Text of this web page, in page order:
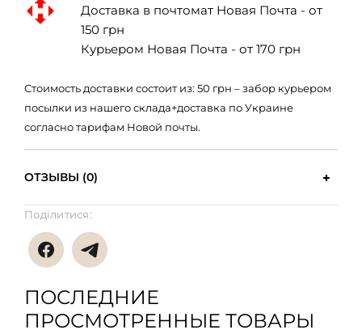
Доставка в почтомат Новая Почта - от
150 грн
Курьером Новая Почта - от 170 грн
Стоимость доставки состоит из: 50 грн – забор курьером
посылки из нашего склада+доставка по Украине
согласно тарифам Новой почты.
ОТЗЫВЫ (0)
Поділитися:
ПОСЛЕДНИЕ
ПРОСМОТРЕННЫЕ ТОВАРЫ